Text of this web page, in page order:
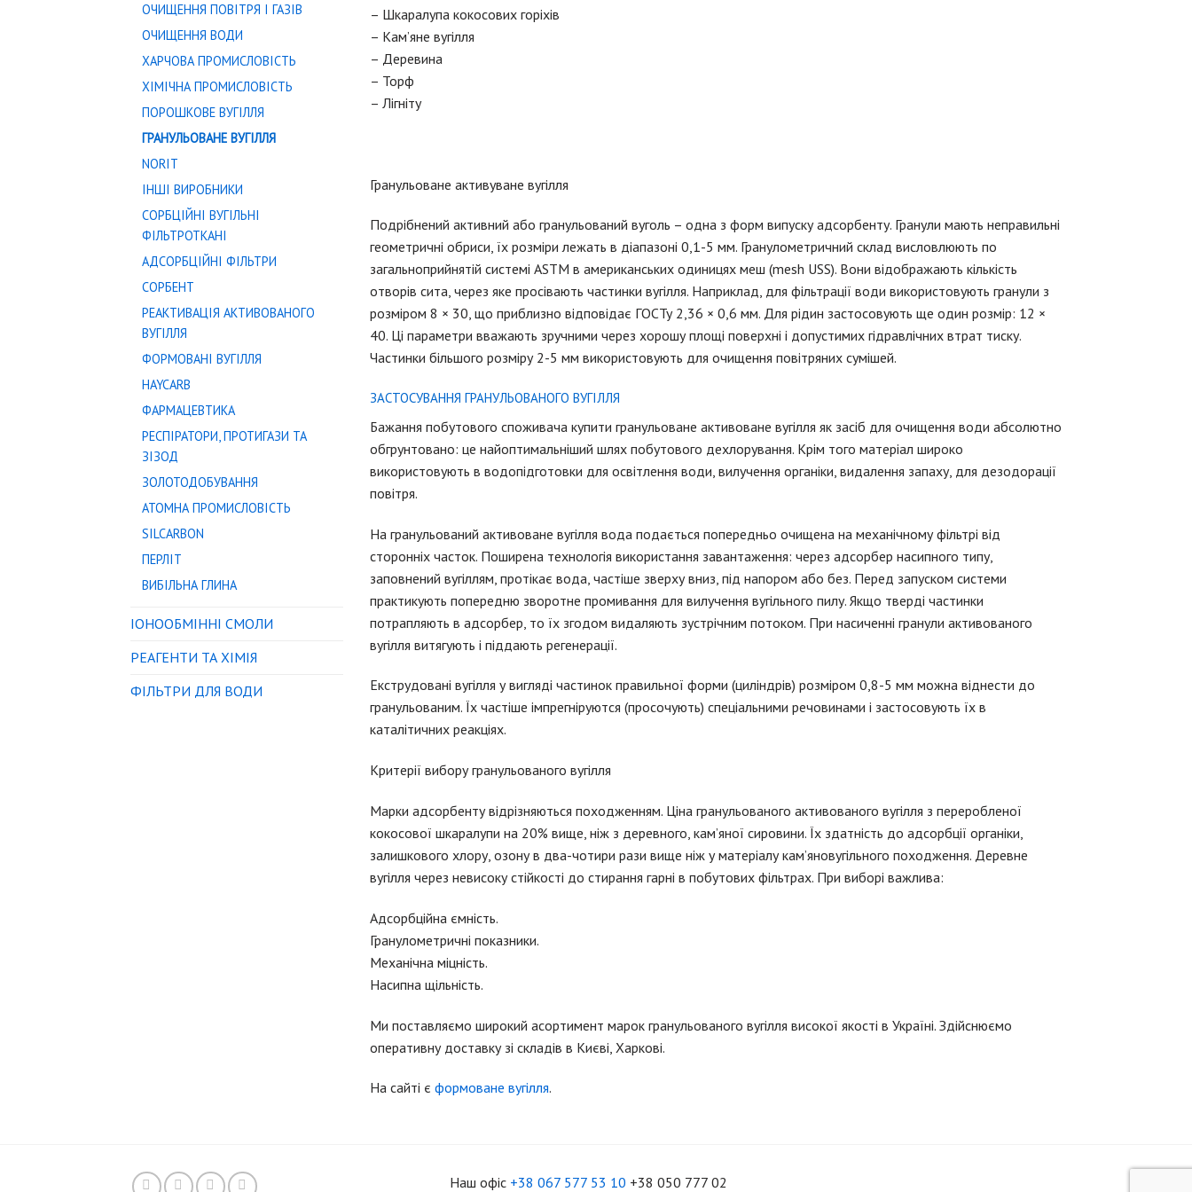
ОЧИЩЕННЯ ПОВІТРЯ І ГАЗІВ
ОЧИЩЕННЯ ВОДИ
ХАРЧОВА ПРОМИСЛОВІСТЬ
ХІМІЧНА ПРОМИСЛОВІСТЬ
ПОРОШКОВЕ ВУГІЛЛЯ
ГРАНУЛЬОВАНЕ ВУГІЛЛЯ
NORIT
ІНШІ ВИРОБНИКИ
СОРБЦІЙНІ ВУГІЛЬНІ
ФІЛЬТРОТКАНІ
АДСОРБЦІЙНІ ФІЛЬТРИ
СОРБЕНТ
РЕАКТИВАЦІЯ АКТИВОВАНОГО
ВУГІЛЛЯ
ФОРМОВАНІ ВУГІЛЛЯ
HAYCARB
ФАРМАЦЕВТИКА
РЕСПІРАТОРИ, ПРОТИГАЗИ ТА
ЗІЗОД
ЗОЛОТОДОБУВАННЯ
АТОМНА ПРОМИСЛОВІСТЬ
SILCARBON
ПЕРЛІТ
ВИБІЛЬНА ГЛИНА
IОНООБМІННІ СМОЛИ
РЕАГЕНТИ ТА ХІМІЯ
ФІЛЬТРИ ДЛЯ ВОДИ
– Шкаралупа кокосових горіхів
– Кам’яне вугілля
– Деревина
– Торф
– Лігніту
Гранульоване активуване вугілля
Подрібнений активний або гранульований вуголь – одна з форм випуску адсорбенту. Гранули мають неправильні
геометричні обриси, їх розміри лежать в діапазоні 0,1-5 мм. Гранулометричний склад висловлюють по
загальноприйнятій системі ASTM в американських одиницях меш (mesh USS). Вони відображають кількість
отворів сита, через яке просівають частинки вугілля. Наприклад, для фільтрації води використовують гранули з
розміром 8 × 30, що приблизно відповідає ГОСТу 2,36 × 0,6 мм. Для рідин застосовують ще один розмір: 12 ×
40. Ці параметри вважають зручними через хорошу площі поверхні і допустимих гідравлічних втрат тиску.
Частинки більшого розміру 2-5 мм використовують для очищення повітряних сумішей.
ЗАСТОСУВАННЯ ГРАНУЛЬОВАНОГО ВУГІЛЛЯ
Бажання побутового споживача купити гранульоване активоване вугілля як засіб для очищення води абсолютно
обгрунтовано: це найоптимальніший шлях побутового дехлорування. Крім того матеріал широко
використовують в водопідготовки для освітлення води, вилучення органіки, видалення запаху, для дезодорації
повітря.
На гранульований активоване вугілля вода подається попередньо очищена на механічному фільтрі від
сторонніх часток. Поширена технологія використання завантаження: через адсорбер насипного типу,
заповнений вугіллям, протікає вода, частіше зверху вниз, під напором або без. Перед запуском системи
практикують попередню зворотне промивання для вилучення вугільного пилу. Якщо тверді частинки
потрапляють в адсорбер, то їх згодом видаляють зустрічним потоком. При насиченні гранули активованого
вугілля витягують і піддають регенерації.
Екструдовані вугілля у вигляді частинок правильної форми (циліндрів) розміром 0,8-5 мм можна віднести до
гранульованим. Їх частіше імпрегніруются (просочують) спеціальними речовинами і застосовують їх в
каталітичних реакціях.
Критерії вибору гранульованого вугілля
Марки адсорбенту відрізняються походженням. Ціна гранульованого активованого вугілля з переробленої
кокосової шкаралупи на 20% вище, ніж з деревного, кам’яної сировини. Їх здатність до адсорбції органіки,
залишкового хлору, озону в два-чотири рази вище ніж у матеріалу кам’яновугільного походження. Деревне
вугілля через невисоку стійкості до стирання гарні в побутових фільтрах. При виборі важлива:
Адсорбційна ємність.
Гранулометричні показники.
Механічна міцність.
Насипна щільність.
Ми поставляємо широкий асортимент марок гранульованого вугілля високої якості в Україні. Здійснюємо
оперативну доставку зі складів в Києві, Харкові.
На сайті є формоване вугілля.
Наш офіс +38 067 577 53 10 +38 050 777 02